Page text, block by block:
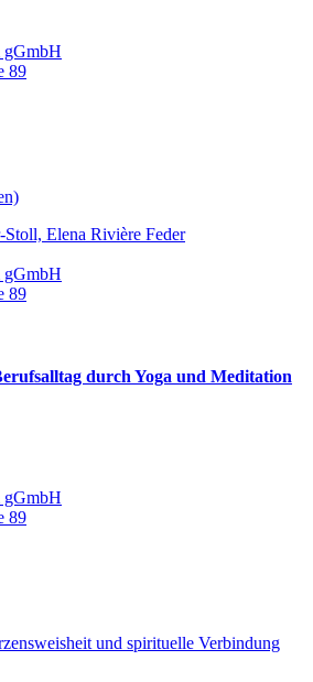
gGmbH
89
Elena Rivière Feder
gGmbH
89
durch Yoga und Meditation
gGmbH
89
und spirituelle Verbindung